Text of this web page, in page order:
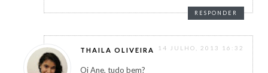
RESPONDER
THAILA OLIVEIRA 14 JULHO, 2013 16:32
Oi Ane, tudo bem?